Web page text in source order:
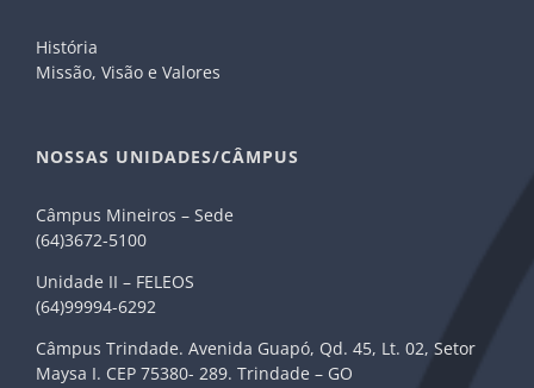
História
Missão, Visão e Valores
NOSSAS UNIDADES/CÂMPUS
Câmpus Mineiros – Sede
(64)3672-5100
Unidade II – FELEOS
(64)99994-6292
Câmpus Trindade. Avenida Guapó, Qd. 45, Lt. 02, Setor
Maysa I. CEP 75380- 289. Trindade – GO